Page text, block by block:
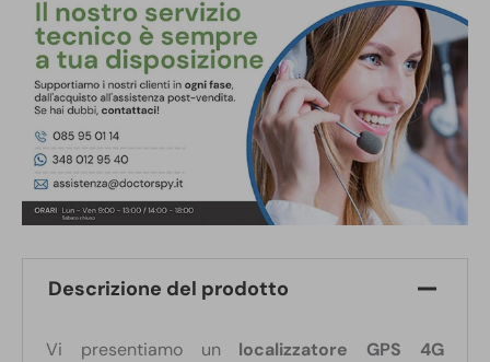
Descrizione del prodotto
Vi presentiamo un localizzatore GPS 4G